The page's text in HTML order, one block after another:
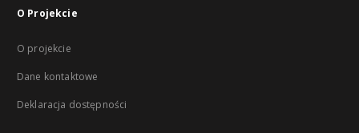
O Projekcie
O projekcie
Dane kontaktowe
Deklaracja dostępności